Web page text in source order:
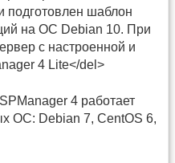
подготовлен шаблон
на ОС Debian 10. При
с настроенной и
4 Lite</del>
4 работает
ОС: Debian 7, CentOS 6,